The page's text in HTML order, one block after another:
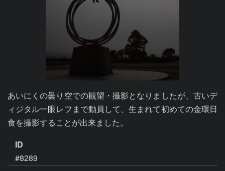
あいにくの曇り空での観望・撮影となりましたが、古いデ
ィジタル一眼レフまで動員して、生まれて初めての金環日
食を撮影することが出来ました。
ID
#8289